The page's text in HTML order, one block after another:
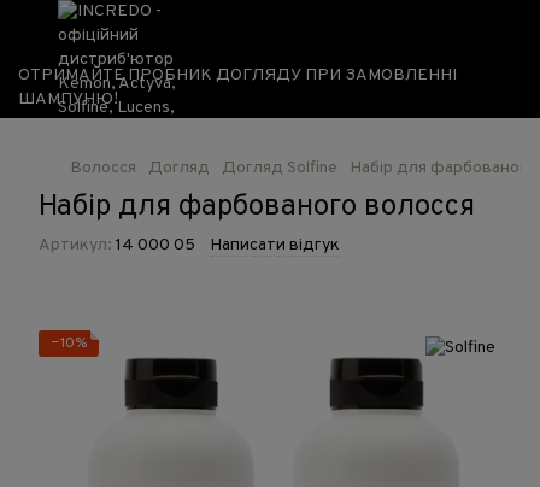
ОТРИМАЙТЕ ПРОБНИК ДОГЛЯДУ ПРИ ЗАМОВЛЕННІ
ШАМПУНЮ!
Волосся Догляд Догляд Solfine Набір для фарбованого
Набір для фарбованого волосся
Артикул: 14 000 05 Написати відгук
−10%